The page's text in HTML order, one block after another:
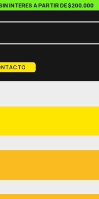
A PARTIR DE $200.000